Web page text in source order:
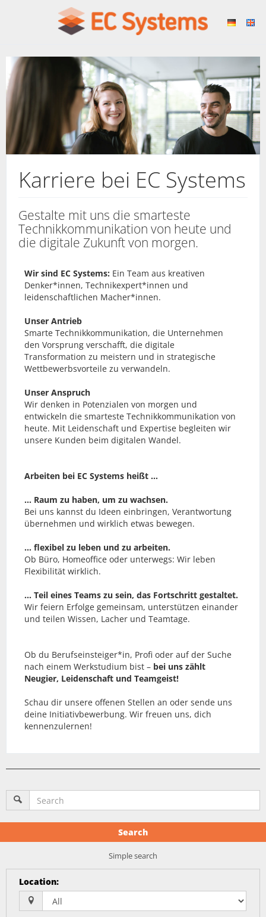
Karriere bei EC Systems
Gestalte mit uns die smarteste
Technikkommunikation von heute und
die digitale Zukunft von morgen.
Wir sind EC Systems: Ein Team aus kreativen
Denker*innen, Technikexpert*innen und
leidenschaftlichen Macher*innen.
Unser Antrieb
Smarte Technikkommunikation, die Unternehmen
den Vorsprung verschafft, die digitale
Transformation zu meistern und in strategische
Wettbewerbsvorteile zu verwandeln.
Unser Anspruch
Wir denken in Potenzialen von morgen und
entwickeln die smarteste Technikkommunikation von
heute. Mit Leidenschaft und Expertise begleiten wir
unsere Kunden beim digitalen Wandel.
Arbeiten bei EC Systems heißt …
… Raum zu haben, um zu wachsen.
Bei uns kannst du Ideen einbringen, Verantwortung
übernehmen und wirklich etwas bewegen.
… flexibel zu leben und zu arbeiten.
Ob Büro, Homeoffice oder unterwegs: Wir leben
Flexibilität wirklich.
… Teil eines Teams zu sein, das Fortschritt gestaltet.
Wir feiern Erfolge gemeinsam, unterstützen einander
und teilen Wissen, Lacher und Teamtage.
Ob du Berufseinsteiger*in, Profi oder auf der Suche
nach einem Werkstudium bist – bei uns zählt
Neugier, Leidenschaft und Teamgeist!
Schau dir unsere offenen Stellen an oder sende uns
deine Initiativbewerbung. Wir freuen uns, dich
kennenzulernen!
Search
Simple search
Location: